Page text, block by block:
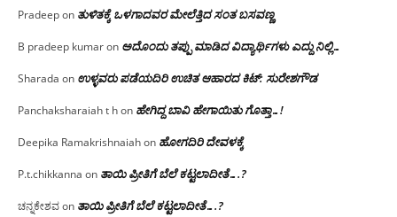
Pradeepon ತುಳಿತಕ್ಕೆ ಒಳಗಾದವರ ಮೇಲೆತ್ತಿದ ಸಂತ ಬಸವಣ್ಣ
B pradeep kumaron ಅದೊಂದು ತಪ್ಪು ಮಾಡಿದ ವಿದ್ಯಾರ್ಥಿಗಳು ಎದ್ದು ನಿಲ್ಲಿ…
Sharada on ಉಳ್ಳವರು ಪಡೆಯದಿರಿ ಉಚಿತ ಆಹಾರದ ಕಿಟ್: ಸುರೇಶಗೌಡ
Panchaksharaiah t hon ಹೇಗಿದ್ದ ಬಾವಿ ಹೇಗಾಯಿತು ಗೊತ್ತಾ…!
Deepika Ramakrishnaiahon ಹೋಗದಿರಿ ದೇವಳಕ್ಕೆ
P.t.chikkanna on ತಾಯಿ ಪ್ರೀತಿಗೆ ಬೆಲೆ ಕಟ್ಟಲಾದೀತೆ….?
ಚನ್ನಕೇಶವon ತಾಯಿ ಪ್ರೀತಿಗೆ ಬೆಲೆ ಕಟ್ಟಲಾದೀತೆ….?